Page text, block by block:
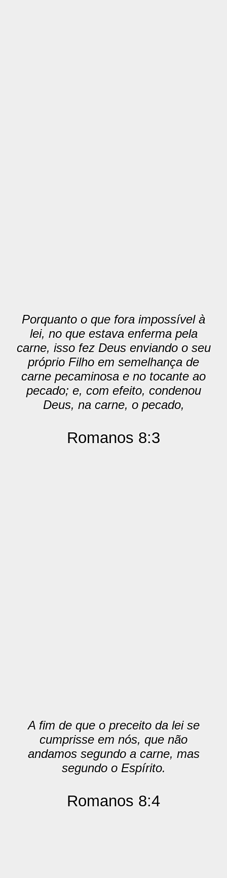
Porquanto o que fora impossível à
lei, no que estava enferma pela
carne, isso fez Deus enviando o seu
próprio Filho em semelhança de
carne pecaminosa e no tocante ao
pecado; e, com efeito, condenou
Deus, na carne, o pecado,
Romanos 8:3
A fim de que o preceito da lei se
cumprisse em nós, que não
andamos segundo a carne, mas
segundo o Espírito.
Romanos 8:4